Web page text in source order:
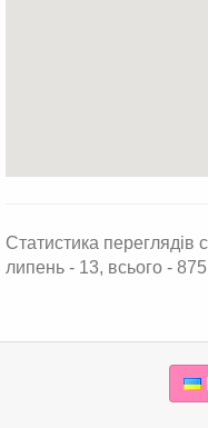
Статистика переглядів
липень - 13, всього -